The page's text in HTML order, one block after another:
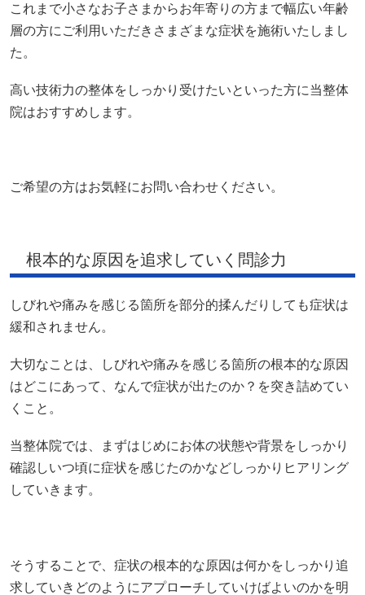
これまで小さなお子さまからお年寄りの方まで幅広い年齢
層の方にご利用いただきさまざまな症状を施術いたしまし
た。
高い技術力の整体をしっかり受けたいといった方に当整体
院はおすすめします。
ご希望の方はお気軽にお問い合わせください。
根本的な原因を追求していく問診力
しびれや痛みを感じる箇所を部分的揉んだりしても症状は
緩和されません。
大切なことは、しびれや痛みを感じる箇所の根本的な原因
はどこにあって、なんで症状が出たのか？を突き詰めてい
くこと。
当整体院では、まずはじめにお体の状態や背景をしっかり
確認しいつ頃に症状を感じたのかなどしっかりヒアリング
していきます。
そうすることで、症状の根本的な原因は何かをしっかり追
求していきどのようにアプローチしていけばよいのかを明